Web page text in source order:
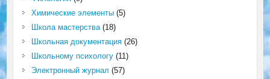
Химические элементы(5)
Школа мастерства(18)
Школьная документация(26)
Школьному психологу(11)
Электронный журнал (57)